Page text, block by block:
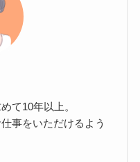
て10年以上。
事をいただけるよう